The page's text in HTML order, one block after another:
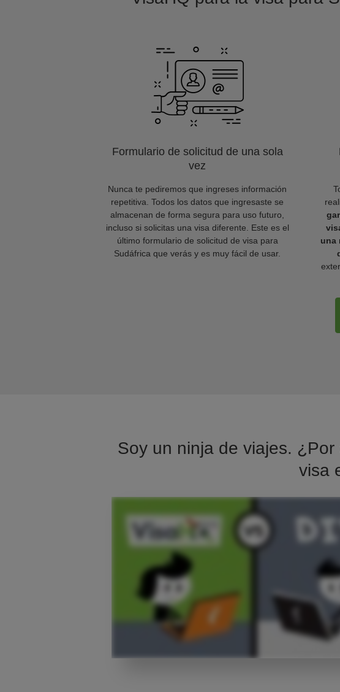
Formulario de solicitud de una sola
vez
Nunca te pediremos que ingreses información
repetitiva. Todos los datos que ingresaste se
almacenan de forma segura para uso futuro,
incluso si solicitas una visa diferente. Este es el
último formulario de solicitud de visa para
Sudáfrica que verás y es muy fácil de usar.
una
Soy un ninja de viajes.
visa